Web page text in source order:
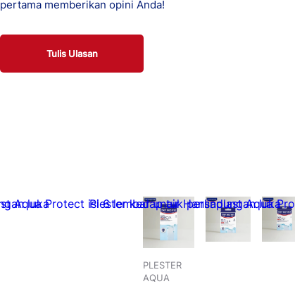
pertama memberikan opini Anda!
Tulis Ulasan
PLESTER
AQUA